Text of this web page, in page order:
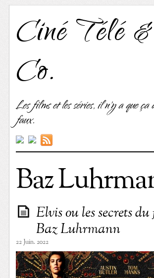
Ciné Télé &
Co.
Les films et les séries, il n'y a que
faux.
Baz
Elvis ou les secrets
Baz Luhrmann
22 Juin. 2022